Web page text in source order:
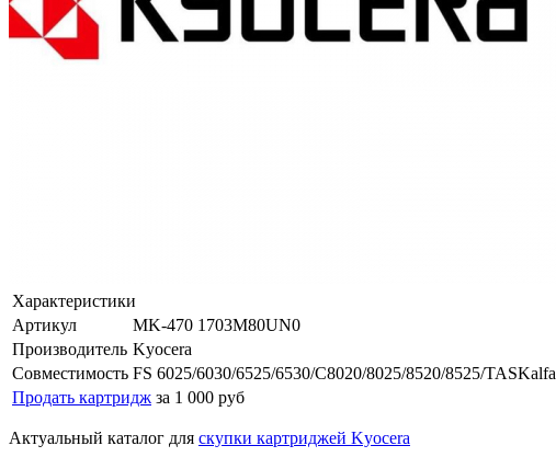
Характеристики
Артикул
MK-470 1703M80UN0
Производитель Kyocera
Совместимость FS 6025/6030/6525/6530/C8020/8025/8520/8525/TASKalfa
Продать картридж за 1 000 руб
Актуальный каталог для скупки картриджей Kyocera